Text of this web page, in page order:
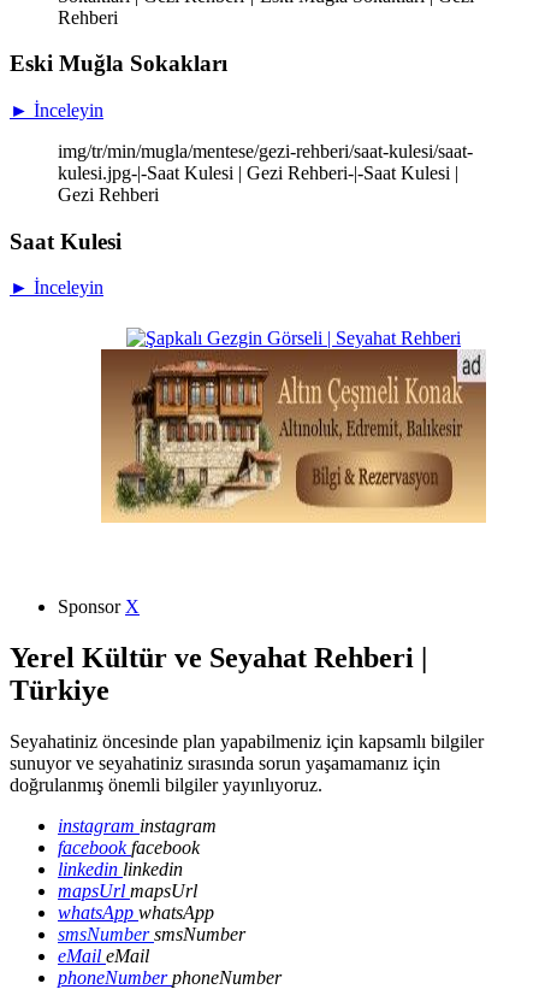
Rehberi
Eski Muğla Sokakları
► İnceleyin
img/tr/min/mugla/mentese/gezi-rehberi/saat-kulesi/saat-
kulesi.jpg-|-Saat Kulesi | Gezi Rehberi-|-Saat Kulesi |
Gezi Rehberi
Saat Kulesi
► İnceleyin
Sponsor X
Yerel Kültür ve Seyahat Rehberi |
Türkiye
Seyahatiniz öncesinde plan yapabilmeniz için kapsamlı bilgiler
sunuyor ve seyahatiniz sırasında sorun yaşamamanız için
doğrulanmış önemli bilgiler yayınlıyoruz.
instagram instagram
facebookfacebook
linkedin linkedin
mapsUrl mapsUrl
whatsApp whatsApp
smsNumbersmsNumber
eMail eMail
phoneNumberphoneNumber